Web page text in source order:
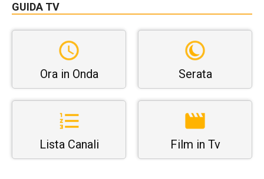
GUIDA TV
Ora in Onda Serata
Lista Canali Film in Tv